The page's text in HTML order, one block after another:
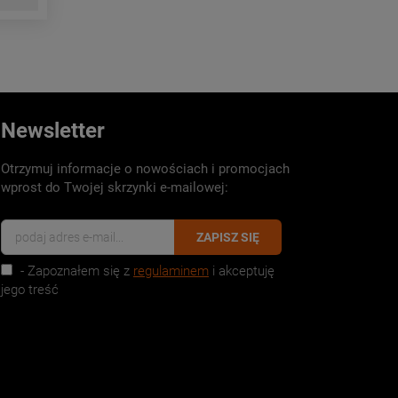
Newsletter
Otrzymuj informacje o nowościach i promocjach
wprost do Twojej skrzynki e-mailowej:
ZAPISZ SIĘ
- Zapoznałem się z regulaminem i akceptuję
jego treść